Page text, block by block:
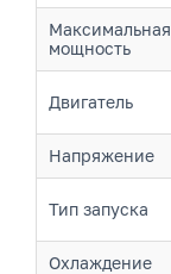
Максимальная
мощность
Двигатель
Напряжение
Тип запуска
Охлаждение